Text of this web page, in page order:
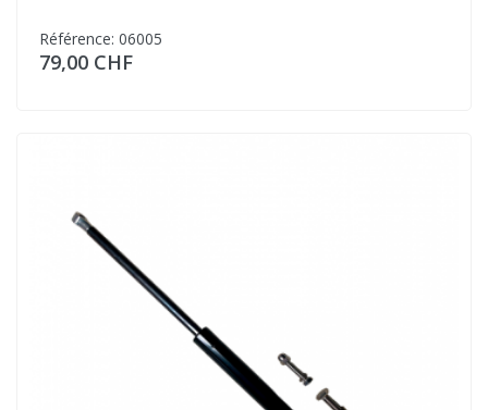
Référence: 06005
79,00 CHF